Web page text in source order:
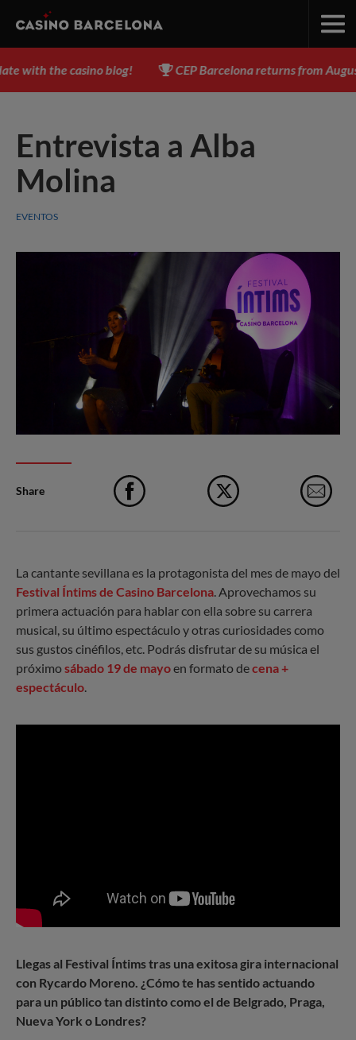
the casino blog! CEP Barcelona returns from August 3
Entrevista a Alba
Molina
EVENTOS
Share
La cantante sevillana es la protagonista del mes de mayo del
Festival Íntims de Casino Barcelona . Aprovechamos su
primera actuación para hablar con ella sobre su carrera
musical, su último espectáculo y otras curiosidades como
sus gustos cinéfilos, etc. Podrás disfrutar de su música el
próximosábado 19 de mayoen formato decena +
espectáculo
Llegas al Festival Íntims tras una exitosa gira internacional
con Rycardo Moreno. ¿Cómo te has sentido actuando
para un público tan distinto como el de Belgrado, Praga,
Nueva York o Londres?